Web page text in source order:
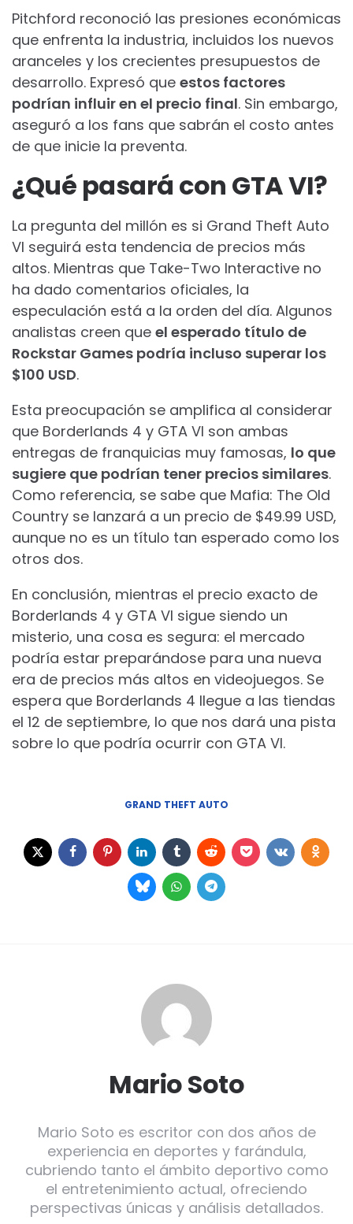
Pitchford reconoció las presiones económicas
que enfrenta la industria, incluidos los nuevos
aranceles y los crecientes presupuestos de
desarrollo. Expresó que estos factores
podrían influir en el precio final. Sin embargo,
aseguró a los fans que sabrán el costo antes
de que inicie la preventa.
¿Qué pasará con GTA VI?
La pregunta del millón es si Grand Theft Auto
VI seguirá esta tendencia de precios más
altos. Mientras que Take-Two Interactive no
ha dado comentarios oficiales, la
especulación está a la orden del día. Algunos
analistas creen que el esperado título de
Rockstar Games podría incluso superar los
$100 USD.
Esta preocupación se amplifica al considerar
que Borderlands 4 y GTA VI son ambas
entregas de franquicias muy famosas, lo que
sugiere que podrían tener precios similares.
Como referencia, se sabe que Mafia: The Old
Country se lanzará a un precio de $49.99 USD,
aunque no es un título tan esperado como los
otros dos.
En conclusión, mientras el precio exacto de
Borderlands 4 y GTA VI sigue siendo un
misterio, una cosa es segura: el mercado
podría estar preparándose para una nueva
era de precios más altos en videojuegos. Se
espera que Borderlands 4 llegue a las tiendas
el 12 de septiembre, lo que nos dará una pista
sobre lo que podría ocurrir con GTA VI.
GRAND THEFT AUTO
Mario Soto
Mario Soto es escritor con dos años de
experiencia en deportes y farándula,
cubriendo tanto el ámbito deportivo como
el entretenimiento actual, ofreciendo
perspectivas únicas y análisis detallados.